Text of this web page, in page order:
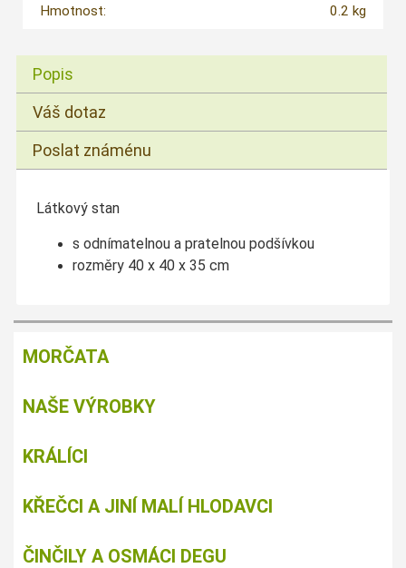
Hmotnost:
0.2 kg
Popis
Váš dotaz
Poslat známénu
Látkový stan
s odnímatelnou a pratelnou podšívkou
rozměry 40 x 40 x 35 cm
MORČATA
NAŠE VÝROBKY
KRÁLÍCI
KŘEČCI A JINÍ MALÍ HLODAVCI
ČINČILY A OSMÁCI DEGU